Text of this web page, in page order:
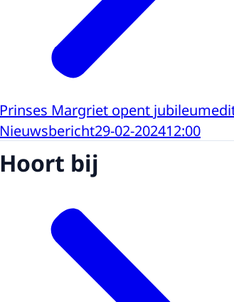
Prinses Margriet opent
Nieuwsbericht29-02-202412:00
Hoort bij